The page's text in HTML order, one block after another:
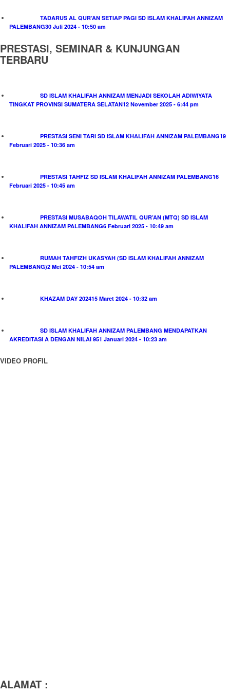
TADARUS AL QUR’AN SETIAP PAGI SD ISLAM KHALIFAH ANNIZAM
PALEMBANG30 Juli 2024 - 10:50 am
PRESTASI, SEMINAR & KUNJUNGAN
TERBARU
SD ISLAM KHALIFAH ANNIZAM MENJADI SEKOLAH ADIWIYATA
TINGKAT PROVINSI SUMATERA SELATAN12 November 2025 - 6:44 pm
PRESTASI SENI TARI SD ISLAM KHALIFAH ANNIZAM PALEMBANG19
Februari 2025 - 10:36 am
PRESTASI TAHFIZ SD ISLAM KHALIFAH ANNIZAM PALEMBANG16
Februari 2025 - 10:45 am
PRESTASI MUSABAQOH TILAWATIL QUR’AN (MTQ) SD ISLAM
KHALIFAH ANNIZAM PALEMBANG6 Februari 2025 - 10:49 am
RUMAH TAHFIZH UKASYAH (SD ISLAM KHALIFAH ANNIZAM
PALEMBANG)2 Mei 2024 - 10:54 am
KHAZAM DAY 202415 Maret 2024 - 10:32 am
SD ISLAM KHALIFAH ANNIZAM PALEMBANG MENDAPATKAN
AKREDITASI A DENGAN NILAI 951 Januari 2024 - 10:23 am
VIDEO PROFIL
ALAMAT :